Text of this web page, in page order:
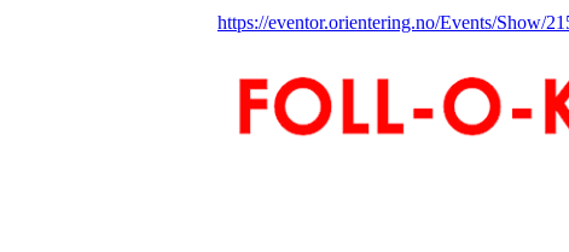
https://eventor.orientering.no/Events/Show/